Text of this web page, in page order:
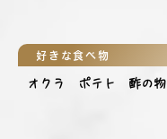
好きな食べ物
オクラ ポテト 酢の物